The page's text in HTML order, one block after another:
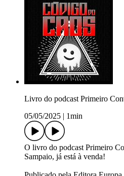
Livro do podcast Primeiro
05/05/2025
1min
O livro do podcast Primeiro
Sampaio, já está à venda!